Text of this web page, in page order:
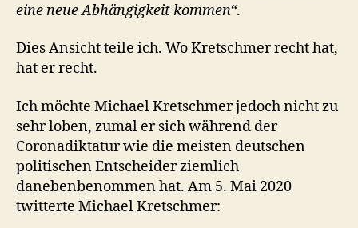
eine neue Abhängigkeit kommen“.
Dies Ansicht teile ich. Wo Kretschmer recht hat,
hat er recht.
Ich möchte Michael Kretschmer jedoch nicht zu
sehr loben, zumal er sich während der
Coronadiktatur wie die meisten deutschen
politischen Entscheider ziemlich
danebenbenommen hat. Am 5. Mai 2020
twitterte Michael Kretschmer: